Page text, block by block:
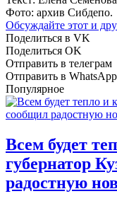
Фото: архив Сибдепо.
Обсуждайте этот и
Поделиться в VK
Поделиться OK
Отправить в телеграм
Отправить в WhatsApp
Популярное
Всем будет
губернатор
радостную